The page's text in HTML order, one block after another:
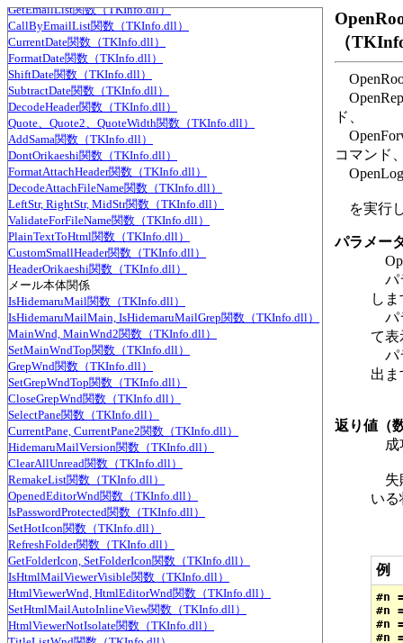
GetEmailList関数（TKInfo.dll）
CallByEmailList関数（TKInfo.dll）
CurrentDate関数（TKInfo.dll）
FormatDate関数（TKInfo.dll）
ShiftDate関数（TKInfo.dll）
SubtractDate関数（TKInfo.dll）
DecodeHeader関数（TKInfo.dll）
Quote、Quote2、QuoteWidth関数（TKInfo.dll）
AddSama関数（TKInfo.dll）
DontOrikaeshi関数（TKInfo.dll）
FormatAttachHeader関数（TKInfo.dll）
DecodeAttachFileName関数（TKInfo.dll）
LeftStr, RightStr, MidStr関数（TKInfo.dll）
ValidateForFileName関数（TKInfo.dll）
PlainTextToHtml関数（TKInfo.dll）
CustomSmallHeader関数（TKInfo.dll）
HeaderOrikaeshi関数（TKInfo.dll）
メール本体関係
IsHidemaruMail関数（TKInfo.dll）
IsHidemaruMailMain, IsHidemaruMailGrep関数（TKInfo.dll）
MainWnd, MainWnd2関数（TKInfo.dll）
SetMainWndTop関数（TKInfo.dll）
GrepWnd関数（TKInfo.dll）
SetGrepWndTop関数（TKInfo.dll）
CloseGrepWnd関数（TKInfo.dll）
SelectPane関数（TKInfo.dll）
CurrentPane, CurrentPane2関数（TKInfo.dll）
HidemaruMailVersion関数（TKInfo.dll）
ClearAllUnread関数（TKInfo.dll）
RemakeList関数（TKInfo.dll）
OpenedEditorWnd関数（TKInfo.dll）
IsPasswordProtected関数（TKInfo.dll）
SetHotIcon関数（TKInfo.dll）
RefreshFolder関数（TKInfo.dll）
GetFolderIcon, SetFolderIcon関数（TKInfo.dll）
IsHtmlMailViewerVisible関数（TKInfo.dll）
HtmlViewerWnd, HtmlEditorWnd関数（TKInfo.dll）
SetHtmlMailAutoInlineView関数（TKInfo.dll）
HtmlViewerNotIsolate関数（TKInfo.dll）
（
ド、
コマンド
を実行
パラメー
パ
し
パ
て表
パ
出ま
返り値（
成
失
い
例
#n
#n
#n